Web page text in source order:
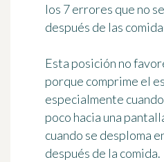
los 7 errores que no
después de las
Esta posición no
porque comprime el
especialmente
poco hacia una
cuando se desploma
después de la comida.